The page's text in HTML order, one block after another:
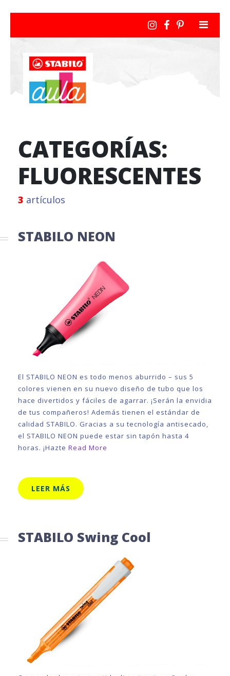
CATEGORÍAS:
FLUORESCENTES
3 artículos
STABILO NEON
El STABILO NEON es todo menos aburrido – sus 5
colores vienen en su nuevo diseño de tubo que los
hace divertidos y fáciles de agarrar. ¡Serán la envidia
de tus compañeros! Además tienen el estándar de
calidad STABILO. Gracias a su tecnología antisecado,
el STABILO NEON puede estar sin tapón hasta 4
horas. ¡Hazte Read More
LEER MÁS
STABILO Swing Cool